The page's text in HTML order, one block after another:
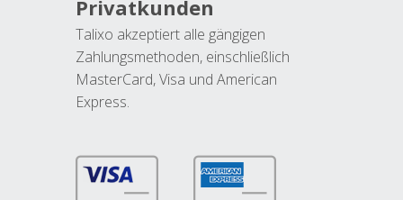
Privatkunden
Talixo akzeptiert alle gängigen
Zahlungsmethoden, einschließlich
MasterCard, Visa und American
Express.